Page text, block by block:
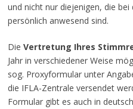
und nicht nur diejenigen, die
persönlich anwesend sind.
Die Vertretung Ihres
Jahr in verschiedener Weise
sog. Proxyformular unter
die IFLA-Zentrale versendet
Formular gibt es auch in